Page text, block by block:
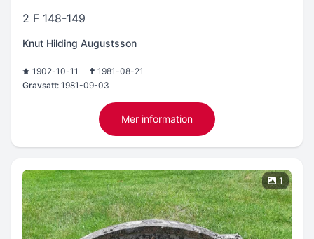
2 F 148-149
Knut Hilding Augustsson
1902-10-11
1981-08-21
Gravsatt: 1981-09-03
Mer information
1